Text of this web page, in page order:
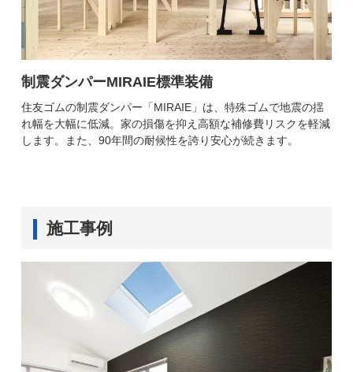
制震ダンパーMIRAIE標準装備
住友ゴムの制震ダンパー「MIRAIE」は、特殊ゴムで地震の揺
れ幅を大幅に低減。家の損傷を抑え高額な補修費リスクを軽減
します。また、90年間の耐候性を誇り安心が続きます。
施工事例